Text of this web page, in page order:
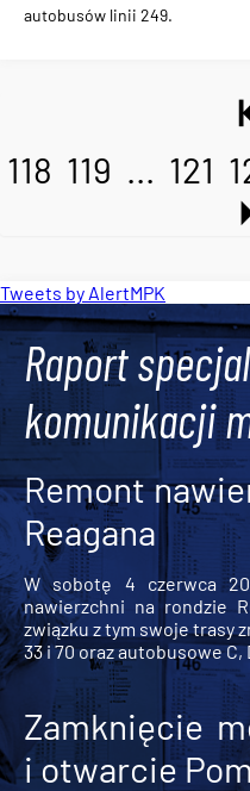
autobusów linii 249.
118 119 ... 121
Tweets by AlertMPK
Raport
komunikacji
Remont
Reagana
W sobotę 4 czerwca
nawierzchni na rondzie
związku z tym swoje trasy
33 i 70 oraz autobusowe C,
Zamknięcie
i otwarcie